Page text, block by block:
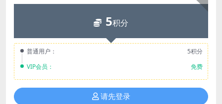
5积分
普通用户：
5积分
VIP会员：
免费
请先登录